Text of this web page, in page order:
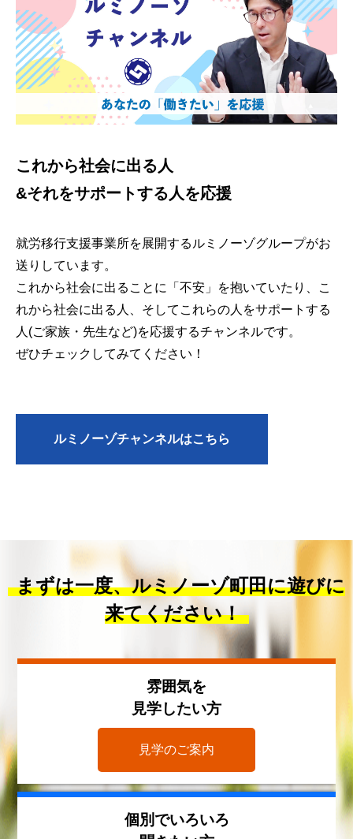
これから社会に出る人
&それをサポートする人を応援
就労移行支援事業所を展開するルミノーゾグループがお
送りしています。
これから社会に出ることに「不安」を抱いていたり、こ
れから社会に出る人、そしてこれらの人をサポートする
人(ご家族・先生など)を応援するチャンネルです。
ぜひチェックしてみてください！
ルミノーゾチャンネルはこちら
まずは一度、ルミノーゾ町田に遊びに
来てください！
雰囲気を
見学したい方
見学のご案内
個別でいろいろ